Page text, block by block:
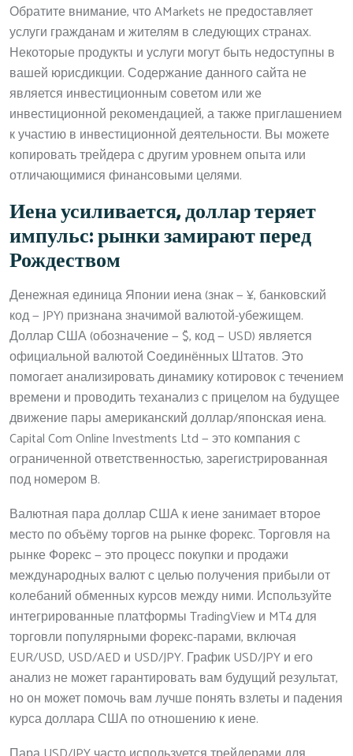
Обратите внимание, что AMarkets не предоставляет
услуги гражданам и жителям в следующих странах.
Некоторые продукты и услуги могут быть недоступны в
вашей юрисдикции. Содержание данного сайта не
является инвестиционным советом или же
инвестиционной рекомендацией, а также приглашением
к участию в инвестиционной деятельности. Вы можете
копировать трейдера с другим уровнем опыта или
отличающимися финансовыми целями.
Иена усиливается, доллар теряет
импульс: рынки замирают перед
Рождеством
Денежная единица Японии иена (знак — ¥, банковский
код — JPY) признана значимой валютой-убежищем.
Доллар США (обозначение — $, код — USD) является
официальной валютой Соединённых Штатов. Это
помогает анализировать динамику котировок с течением
времени и проводить теханализ с прицелом на будущее
движение пары американский доллар/японская иена.
Capital Com Online Investments Ltd — это компания с
ограниченной ответственностью, зарегистрированная
под номером B.
Валютная пара доллар США к иене занимает второе
место по объёму торгов на рынке форекс. Торговля на
рынке Форекс — это процесс покупки и продажи
международных валют с целью получения прибыли от
колебаний обменных курсов между ними. Используйте
интегрированные платформы TradingView и MT4 для
торговли популярными форекс-парами, включая
EUR/USD, USD/AED и USD/JPY. График USD/JPY и его
анализ не может гарантировать вам будущий результат,
но он может помочь вам лучше понять взлеты и падения
курса доллара США по отношению к иене.